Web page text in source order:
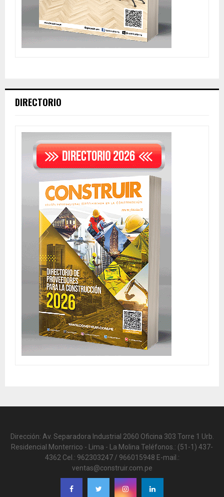
DIRECTORIO
Dirección: Av. Separadora Industrial 2060 Oficina 303 Torre 1 Urb.
Residencial Monterrico - Lima - La Molina Teléfonos.: (51-1) 437-
4362 Cel.: 962303247 / 966015948 E-mail.:
ventas@construir.com.pe